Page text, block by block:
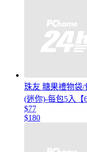
珠友 糖果禮物袋
(迷你)-每包5入【6
$77
$180